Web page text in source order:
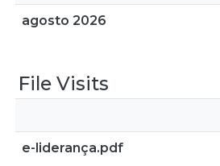
agosto 2026
File Visits
e-liderança.pdf